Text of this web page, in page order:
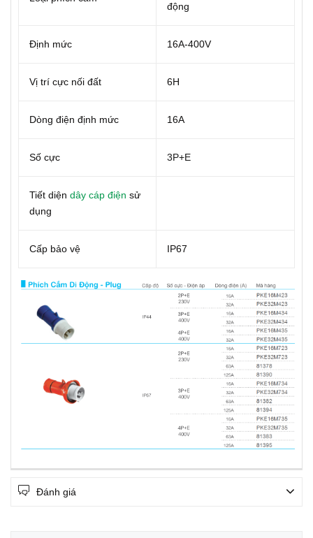
động
Định mức 16A-400V
Vị trí cực nối đất 6H
Dòng điện định mức 16A
Số cực 3P+E
Tiết diện dây cáp điện sử
dụng
Cấp bảo vệ IP67
Đánh giá